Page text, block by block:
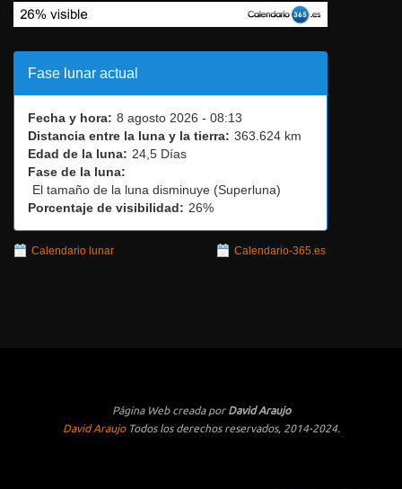
Edad de la luna: 24,5 Días
Fase de la luna:
El tamaño de la luna disminuye (Superluna)
Porcentaje de visibilidad:
26%
Calendario lunar
Funciona conTempera&WordPress.